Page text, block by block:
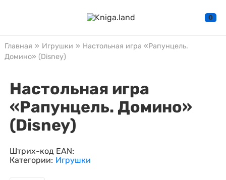
0
Главная » Игрушки » Настольная игра «Рапунцель.
Домино» (Disney)
Настольная игра
«Рапунцель. Домино»
(Disney)
Штрих-код EAN:
Категории: Игрушки